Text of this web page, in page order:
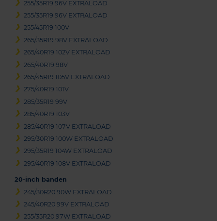
255/35R19 96V EXTRALOAD
255/35R19 96V EXTRALOAD
255/45R19 100V
265/35R19 98V EXTRALOAD
265/40R19 102V EXTRALOAD
265/40R19 98V
265/45R19 105V EXTRALOAD
275/40R19 101V
285/35R19 99V
285/40R19 103V
285/40R19 107V EXTRALOAD
295/30R19 100W EXTRALOAD
295/35R19 104W EXTRALOAD
295/40R19 108V EXTRALOAD
20-inch banden
245/30R20 90W EXTRALOAD
245/40R20 99V EXTRALOAD
255/35R20 97W EXTRALOAD